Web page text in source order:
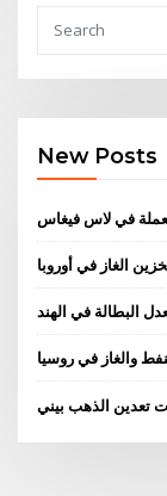
New Posts
في لاس فيغاس
الغاز في أوروبا
البطالة في الهند
والغاز في روسيا
تعدين الذهب بيني